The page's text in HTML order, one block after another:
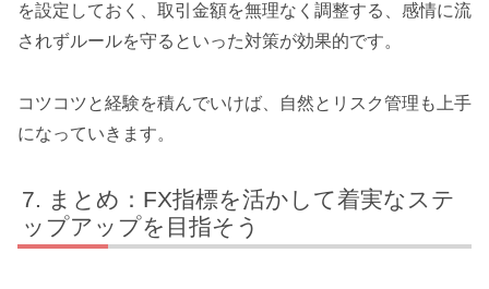
を設定しておく、取引金額を無理なく調整する、感情に流
されずルールを守るといった対策が効果的です。
コツコツと経験を積んでいけば、自然とリスク管理も上手
になっていきます。
まとめ：FX指標を活かして着実なステ
ップアップを目指そう